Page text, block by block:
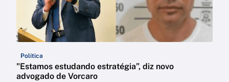
Política
"Estamos estudando estratégia”, diz novo
advogado de Vorcaro